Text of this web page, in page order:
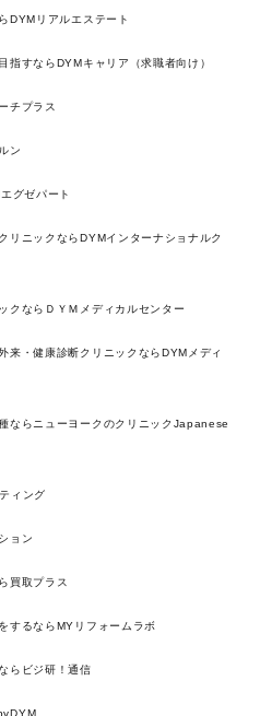
DYMリアルエステート
指すならDYMキャリア（求職者向け）
チプラス
ン
グゼパート
リニックならDYMインターナショナルク
クならＤＹＭメディカルセンター
来・健康診断クリニックならDYMメディ
ならニューヨークのクリニックJapanese
ィング
ョン
買取プラス
するならMYリフォームラボ
らビジ研！通信